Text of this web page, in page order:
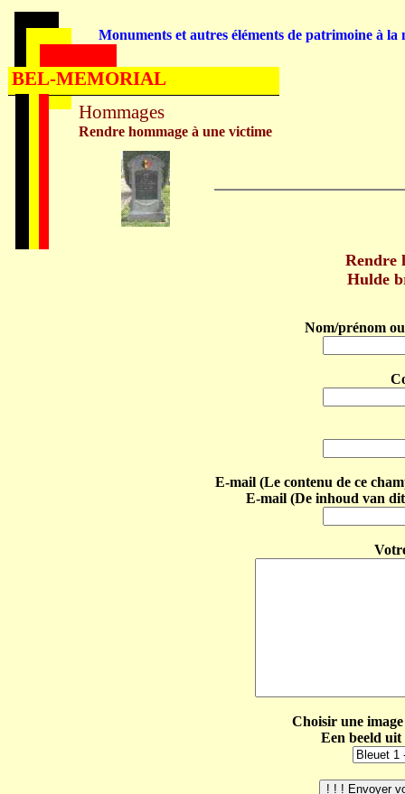
Rendre
Hulde
Nom/prénom
E-mail (Le contenu de ce
E-mail (De inhoud van
Choisir une
Een beeld
Hommages
Rendre hommage à une victime
Monuments et autres éléments de patrimoine à la
BEL-MEMORIAL